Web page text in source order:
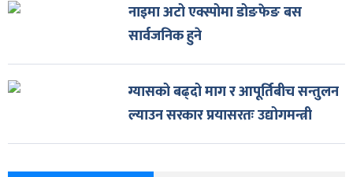
नाइमा अटो एक्स्पोमा डोङफेङ बस
सार्वजनिक हुने
ग्यासको बढ्दो माग र आपूर्तिबीच सन्तुलन
ल्याउन सरकार प्रयासरतः उद्योगमन्त्री